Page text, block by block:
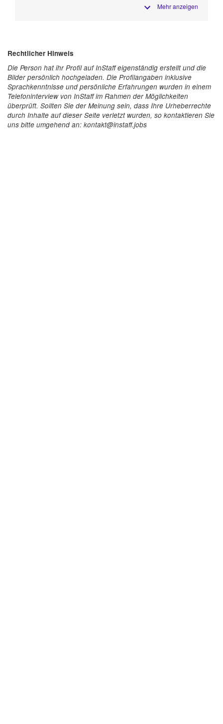
Mehr anzeigen
Rechtlicher Hinweis
Die Person hat ihr Profil auf InStaff eigenständig erstellt und die
Bilder persönlich hochgeladen. Die Profilangaben inklusive
Sprachkenntnisse und persönliche Erfahrungen wurden in einem
Telefoninterview von InStaff im Rahmen der Möglichkeiten
überprüft. Sollten Sie der Meinung sein, dass Ihre Urheberrechte
durch Inhalte auf dieser Seite verletzt wurden, so kontaktieren Sie
uns bitte umgehend an: kontakt@instaff.jobs